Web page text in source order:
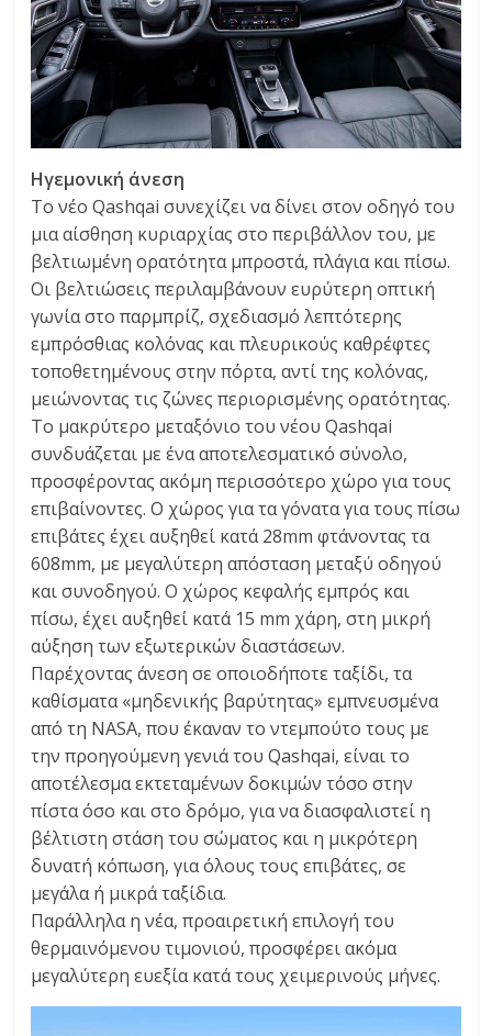
Ηγεμονική άνεση
Το νέο Qashqai συνεχίζει να δίνει στον οδηγό του
μια αίσθηση κυριαρχίας στο περιβάλλον του, με
βελτιωμένη ορατότητα μπροστά, πλάγια και πίσω.
Οι βελτιώσεις περιλαμβάνουν ευρύτερη οπτική
γωνία στο παρμπρίζ, σχεδιασμό λεπτότερης
εμπρόσθιας κολόνας και πλευρικούς καθρέφτες
τοποθετημένους στην πόρτα, αντί της κολόνας,
μειώνοντας τις ζώνες περιορισμένης ορατότητας.
Το μακρύτερο μεταξόνιο του νέου Qashqai
συνδυάζεται με ένα αποτελεσματικό σύνολο,
προσφέροντας ακόμη περισσότερο χώρο για τους
επιβαίνοντες. Ο χώρος για τα γόνατα για τους πίσω
επιβάτες έχει αυξηθεί κατά 28mm φτάνοντας τα
608mm, με μεγαλύτερη απόσταση μεταξύ οδηγού
και συνοδηγού. Ο χώρος κεφαλής εμπρός και
πίσω, έχει αυξηθεί κατά 15 mm χάρη, στη μικρή
αύξηση των εξωτερικών διαστάσεων.
Παρέχοντας άνεση σε οποιοδήποτε ταξίδι, τα
καθίσματα «μηδενικής βαρύτητας» εμπνευσμένα
από τη NASA, που έκαναν το ντεμπούτο τους με
την προηγούμενη γενιά του Qashqai, είναι το
αποτέλεσμα εκτεταμένων δοκιμών τόσο στην
πίστα όσο και στο δρόμο, για να διασφαλιστεί η
βέλτιστη στάση του σώματος και η μικρότερη
δυνατή κόπωση, για όλους τους επιβάτες, σε
μεγάλα ή μικρά ταξίδια.
Παράλληλα η νέα, προαιρετική επιλογή του
θερμαινόμενου τιμονιού, προσφέρει ακόμα
μεγαλύτερη ευεξία κατά τους χειμερινούς μήνες.